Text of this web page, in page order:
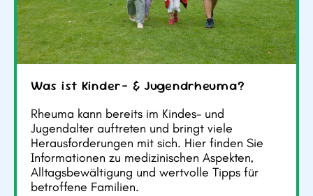
Was ist Kinder- & Jugendrheuma?
Rheuma kann bereits im Kindes- und
Jugendalter auftreten und bringt viele
Herausforderungen mit sich. Hier finden Sie
Informationen zu medizinischen Aspekten,
Alltagsbewältigung und wertvolle Tipps für
betroffene Familien.